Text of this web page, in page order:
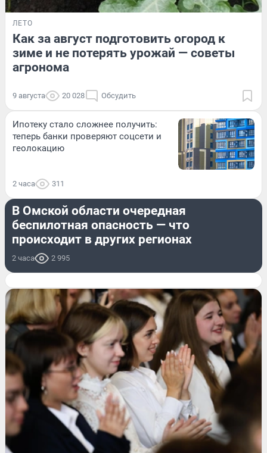
ЛЕТО
Как за август подготовить огород к
зиме и не потерять урожай — советы
агронома
9 августа 20 028 Обсудить
Ипотеку стало сложнее получить:
теперь банки проверяют соцсети и
геолокацию
2 часа 311
ПРОИСШЕСТВИЯ
В Омской области очередная
беспилотная опасность — что
происходит в других регионах
2 часа 2 995